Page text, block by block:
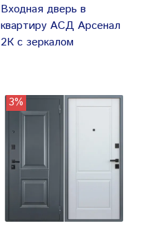
Входная дверь в
квартиру АСД Арсенал
2К с зеркалом
3%